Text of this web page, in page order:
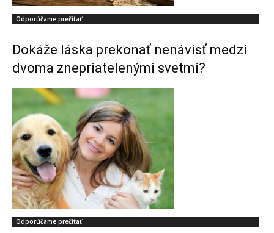
Odporúčame prečítať
Dokáže láska prekonať nenávisť medzi
dvoma znepriatelenými svetmi?
Odporúčame prečítať